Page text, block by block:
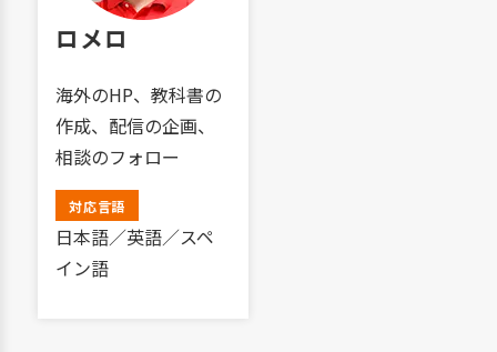
ロメロ
海外のHP、教科書の
作成、配信の企画、
相談のフォロー
対応言語
日本語／英語／スペ
イン語